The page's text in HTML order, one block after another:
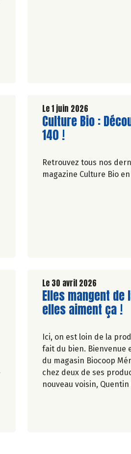
L'ARTICLE RAPPORT EXTRA
L'ARTICLE SOUTENONS NOS
Le 1 juin 2026
Lire la suite de
Culture Bio :
140 !
Retrouvez tous nos
magazine Culture Bio
L'ARTICLE FOIRE AUX BIÈRES BIO
Le 30 avril 2026
Lire la suite de
Elles mangent de
elles aiment ça !
Ici, on est loin de la
fait du bien. Bienvenue
du magasin Biocoop
chez deux de ses
nouveau voisin,
Jarouilles en
Libourne, où Uppercut